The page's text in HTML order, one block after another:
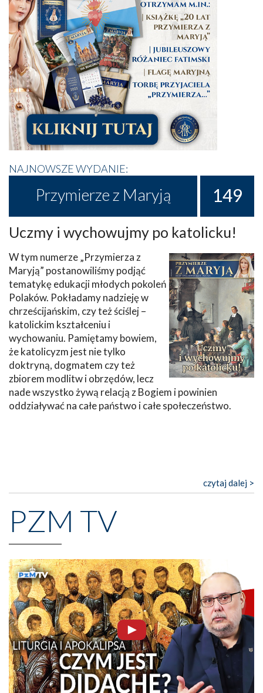
NAJNOWSZE WYDANIE:
Przymierze z Maryją 149
Uczmy i wychowujmy po katolicku!
W tym numerze „Przymierza z
Maryją” postanowiliśmy podjąć
tematykę edukacji młodych pokoleń
Polaków. Pokładamy nadzieję w
chrześcijańskim, czy też ściślej –
katolickim kształceniu i
wychowaniu. Pamiętamy bowiem,
że katolicyzm jest nie tylko
doktryną, dogmatem czy też
zbiorem modlitw i obrzędów, lecz
nade wszystko żywą relacją z Bogiem i powinien
oddziaływać na całe państwo i całe społeczeństwo.
czytaj dalej >
PZM TV